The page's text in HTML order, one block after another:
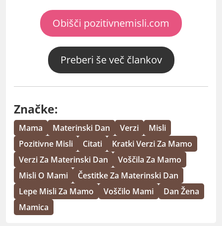
Obišči pozitivnemisli.com
Preberi še več člankov
Značke:
Mama Materinski Dan Verzi
Misli
Pozitivne Misli
Citati
Kratki Verzi Za Mamo
Verzi Za Materinski Dan
Voščila Za Mamo
Misli O Mami
Čestitke Za Materinski Dan
Lepe Misli Za Mamo
Voščilo Mami
Dan Žena
Mamica